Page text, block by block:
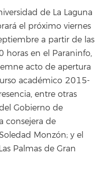
de La Laguna
el próximo viernes
a partir de las
horas en el Paraninfo,
acto de apertura
académico 2015-
entre otras
Gobierno de
consejera de
Monzón; y el
Palmas de Gran